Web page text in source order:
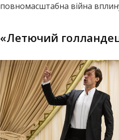
повномасштабна війна
«Летючий